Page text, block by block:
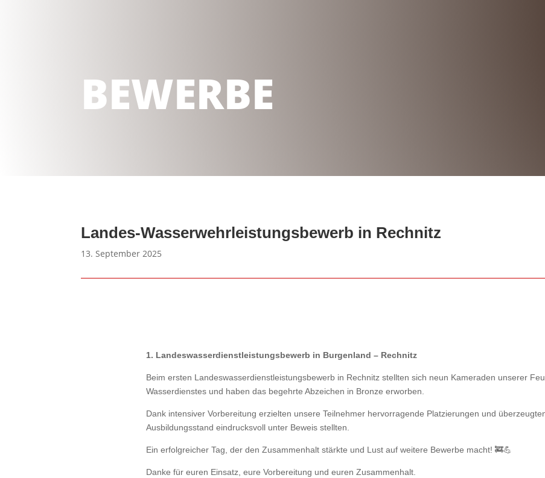
BEWERBE
Landes-Wasserwehrleistungsbewerb in Rechnitz
13. September 2025
1.⁠ ⁠Landeswasserdienstleistungsbewerb in Burgenland – Rechnitz
Beim ersten Landeswasserdienstleistungsbewerb in Rechnitz stellten sich neun Kameraden unserer
Wasserdienstes und haben das begehrte Abzeichen in Bronze erworben.
Dank intensiver Vorbereitung erzielten unsere Teilnehmer hervorragende Platzierungen und
Ausbildungsstand eindrucksvoll unter Beweis stellten.
Ein erfolgreicher Tag, der den Zusammenhalt stärkte und Lust auf weitere Bewerbe macht! 🚒💪
Danke für euren Einsatz, eure Vorbereitung und euren Zusammenhalt.